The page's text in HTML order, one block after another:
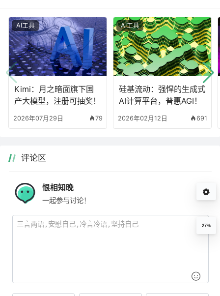
Kimi：月之暗面旗下国
产大模型，注册可抽奖！
2026年07月29日 79
AI工具
硅基流动：强悍的生成式
AI计算平台，普惠AGI！
2026年02月12日 691
AI工具
评论区
恨相知晚
一起参与讨论！
27%